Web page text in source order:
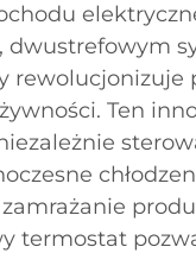
dwustrefowym
rewolucjonizuje
Ten
termostat